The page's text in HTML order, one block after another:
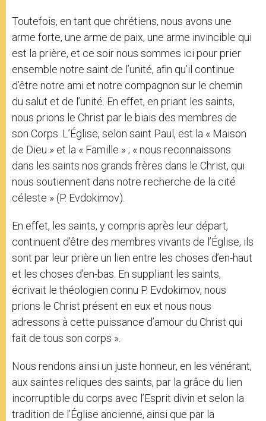
Toutefois, en tant que chrétiens, nous avons une
arme forte, une arme de paix, une arme invincible qui
est la prière, et ce soir nous sommes ici pour prier
ensemble notre saint de l’unité, afin qu’il continue
d’être notre ami et notre compagnon sur le chemin
du salut et de l’unité. En effet, en priant les saints,
nous prions le Christ par le biais des membres de
son Corps. L’Église, selon saint Paul, est la « Maison
de Dieu » et la « Famille » ; « nous reconnaissons
dans les saints nos grands frères dans le Christ, qui
nous soutiennent dans notre recherche de la cité
céleste » (P. Evdokimov).
En effet, les saints, y compris après leur départ,
continuent d’être des membres vivants de l’Église, ils
sont par leur prière un lien entre les choses d’en-haut
et les choses d’en-bas. En suppliant les saints,
écrivait le théologien connu P. Evdokimov, nous
prions le Christ présent en eux et nous nous
adressons à cette puissance d’amour du Christ qui
fait de tous son corps ».
Nous rendons ainsi un juste honneur, en les vénérant,
aux saintes reliques des saints, par la grâce du lien
incorruptible du corps avec l’Esprit divin et selon la
tradition de l’Église ancienne, ainsi que par la